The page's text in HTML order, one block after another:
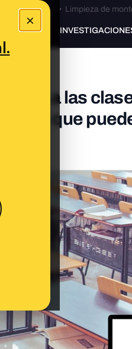
×
Bulos Ceuta • Limpieza de
a las
que